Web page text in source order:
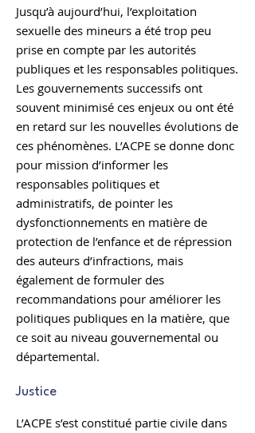
Jusqu’à aujourd’hui, l’exploitation
sexuelle des mineurs a été trop peu
prise en compte par les autorités
publiques et les responsables politiques.
Les gouvernements successifs ont
souvent minimisé ces enjeux ou ont été
en retard sur les nouvelles évolutions de
ces phénomènes. L’ACPE se donne donc
pour mission d’informer les
responsables politiques et
administratifs, de pointer les
dysfonctionnements en matière de
protection de l’enfance et de répression
des auteurs d’infractions, mais
également de formuler des
recommandations pour améliorer les
politiques publiques en la matière, que
ce soit au niveau gouvernemental ou
départemental.
Justice
L’ACPE s’est constitué partie civile dans